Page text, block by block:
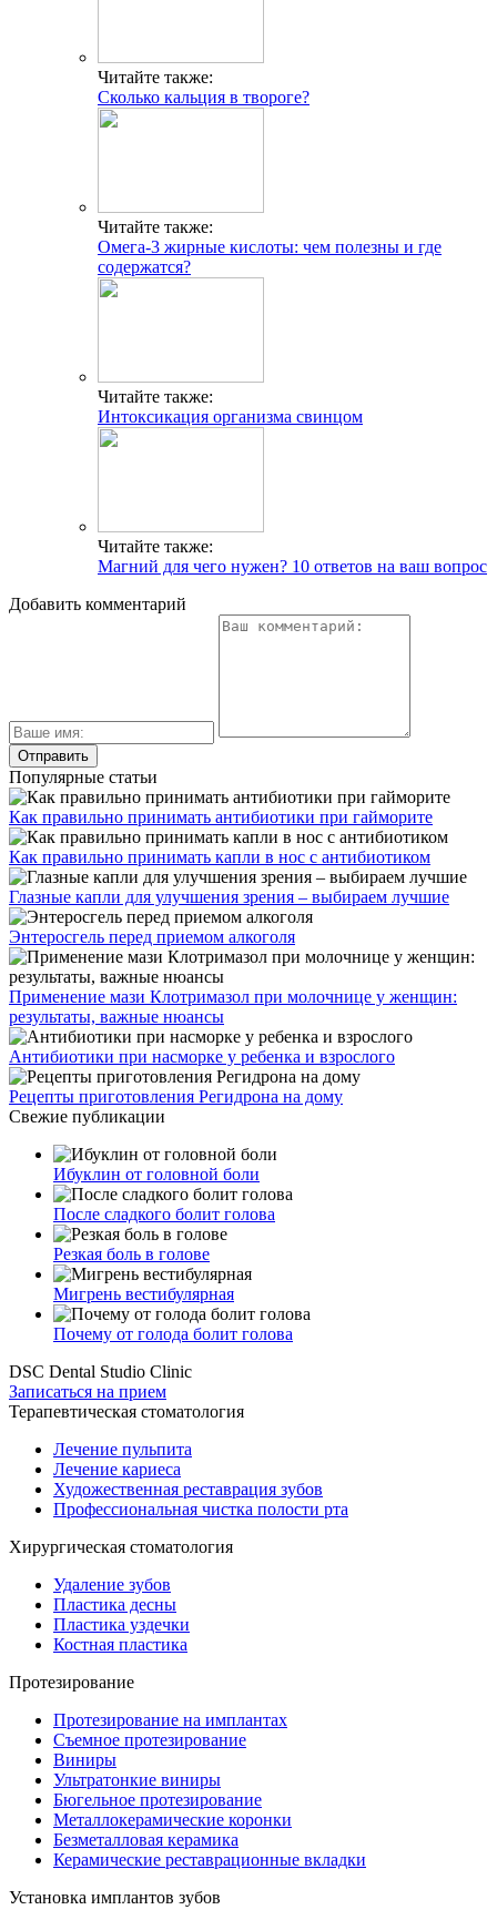
Читайте также:
Сколько кальция в твороге?
Читайте также:
Омега-3 жирные кислоты: чем полезны и где
содержатся?
Читайте также:
Интоксикация организма свинцом
Читайте также:
Магний для чего нужен? 10 ответов на ваш вопрос
Добавить комментарий
Популярные статьи
Как правильно принимать антибиотики при гайморите
Как правильно принимать капли в нос с антибиотиком
Глазные капли для улучшения зрения – выбираем лучшие
Энтеросгель перед приемом алкоголя
Применение мази Клотримазол при молочнице у женщин:
результаты, важные нюансы
Антибиотики при насморке у ребенка и взрослого
Рецепты приготовления Регидрона на дому
Свежие публикации
Ибуклин от головной боли
После сладкого болит голова
Резкая боль в голове
Мигрень вестибулярная
Почему от голода болит голова
DSC Dental Studio Clinic
Записаться на прием
Терапевтическая стоматология
Лечение пульпита
Лечение кариеса
Художественная реставрация зубов
Профессиональная чистка полости рта
Хирургическая стоматология
Удаление зубов
Пластика десны
Пластика уздечки
Костная пластика
Протезирование
Протезирование на имплантах
Съемное протезирование
Виниры
Ультратонкие виниры
Бюгельное протезирование
Металлокерамические коронки
Безметалловая керамика
Керамические реставрационные вкладки
Установка имплантов зубов